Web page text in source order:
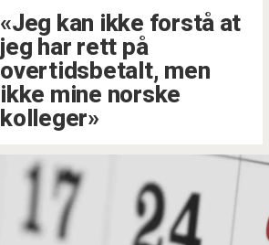
«Jeg kan ikke forstå at
jeg har rett på
overtidsbetalt, men
ikke mine norske
kolleger»